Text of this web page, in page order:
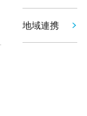
地域連携